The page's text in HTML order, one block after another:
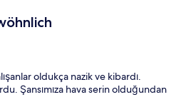
oldukça nazik ve kibardı.
Şansımıza hava serin olduğundan